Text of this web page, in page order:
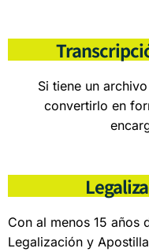
Si tiene un
convertirlo en
Con al menos 15 años
Legalización y